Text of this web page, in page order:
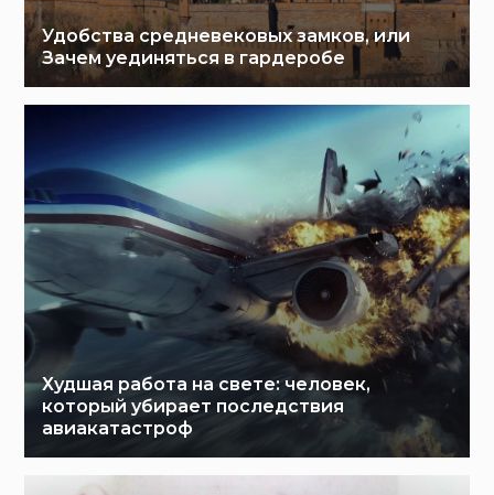
Удобства средневековых замков, или
Зачем уединяться в гардеробе
Худшая работа на свете: человек,
который убирает последствия
авиакатастроф